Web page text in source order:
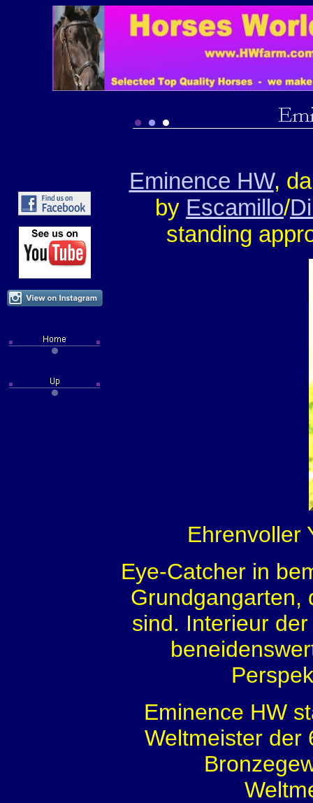
Eminence HW,
by Escamillo/
standing
Ehrenvoller
Eye-Catcher in
Grundgangarten,
sind. Interieur
Eminence HW
Weltmeister der